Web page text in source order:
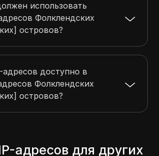
использовать
Фолклендских
островов?
адресов доступно в
Фолклендских
островов?
адресов для других